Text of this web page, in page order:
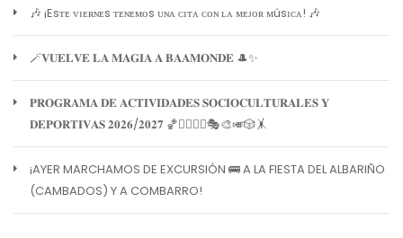
🎶 ¡Esᴛᴇ ᴠɪᴇʀɴᴇs ᴛᴇɴᴇᴍᴏs ᴜɴᴀ ᴄɪᴛᴀ ᴄᴏɴ ʟᴀ ᴍᴇᴊᴏʀ ᴍúsɪᴄᴀ! 🎶
🪄𝐕𝐔𝐄𝐋𝐕𝐄 𝐋𝐀 𝐌𝐀𝐆𝐈𝐀 𝐀 𝐁𝐀𝐀𝐌𝐎𝐍𝐃𝐄 🎩✨
𝐏𝐑𝐎𝐆𝐑𝐀𝐌𝐀 𝐃𝐄 𝐀𝐂𝐓𝐈𝐕𝐈𝐃𝐀𝐃𝐄𝐒 𝐒𝐎𝐂𝐈𝐎𝐂𝐔𝐋𝐓𝐔𝐑𝐀𝐋𝐄𝐒 𝐘
𝐃𝐄𝐏𝐎𝐑𝐓𝐈𝐕𝐀𝐒 𝟐𝟎𝟐𝟔/𝟐𝟎𝟐𝟕 🏀🏊‍♀️🧘‍♀️🎭🎨🎺🎲🤸
¡AYER MARCHAMOS DE EXCURSIÓN 🚌 A LA FIESTA DEL ALBARIÑO
(CAMBADOS) Y A COMBARRO!